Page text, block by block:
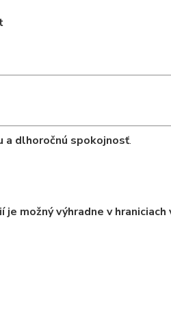
a dlhoročnú spokojnosť.
možný výhradne v hraniciach